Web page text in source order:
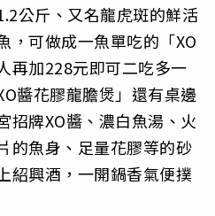
公斤、又名龍虎斑的鮮活
，可做成一魚單吃的「XO
再加228元即可二吃多一
醬花膠龍膽煲」還有桌邊
招牌XO醬、濃白魚湯、火
的魚身、足量花膠等的砂
紹興酒，一開鍋香氣便撲